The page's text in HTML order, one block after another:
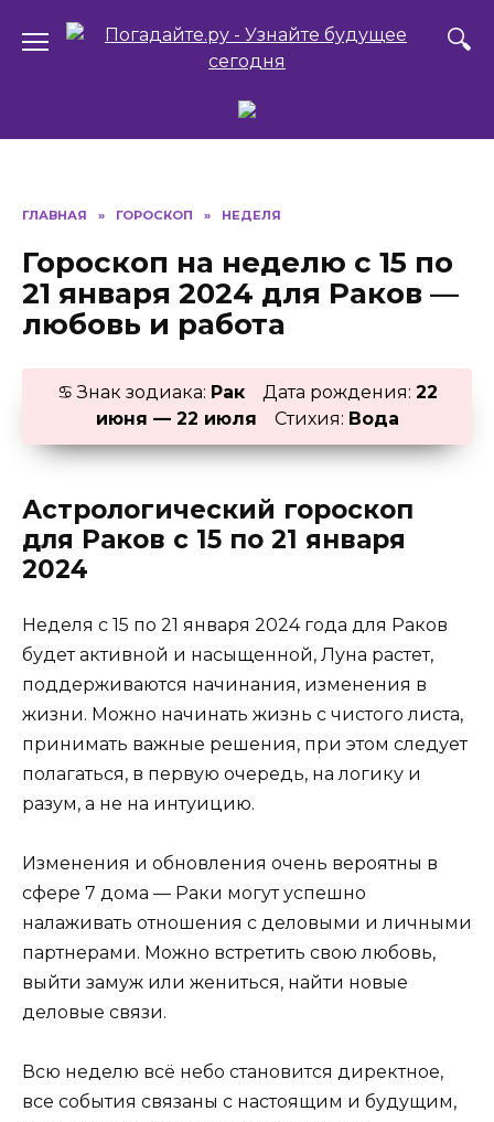
ГЛАВНАЯ » ГОРОСКОП » НЕДЕЛЯ
Гороскоп на неделю с 15 по
21 января 2024 для Раков —
любовь и работа
♋ Знак зодиака: РакДата рождения: 22
июня — 22 июля Стихия: Вода
Астрологический гороскоп
для Раков с 15 по 21 января
2024
Неделя с 15 по 21 января 2024 года для Раков
будет активной и насыщенной, Луна растет,
поддерживаются начинания, изменения в
жизни. Можно начинать жизнь с чистого листа,
принимать важные решения, при этом следует
полагаться, в первую очередь, на логику и
разум, а не на интуицию.
Изменения и обновления очень вероятны в
сфере 7 дома — Раки могут успешно
налаживать отношения с деловыми и личными
партнерами. Можно встретить свою любовь,
выйти замуж или жениться, найти новые
деловые связи.
Всю неделю всё небо становится директное,
все события связаны с настоящим и будущим,